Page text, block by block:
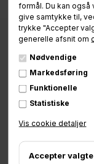
formål. Du kan
give samtykke til,
trykke "Accepter
generelle afsnit om
Nødvendige
Markedsføring
Funktionelle
Statistiske
Vis cookie detaljer
Fjeldhammervej 6,
E-mail: